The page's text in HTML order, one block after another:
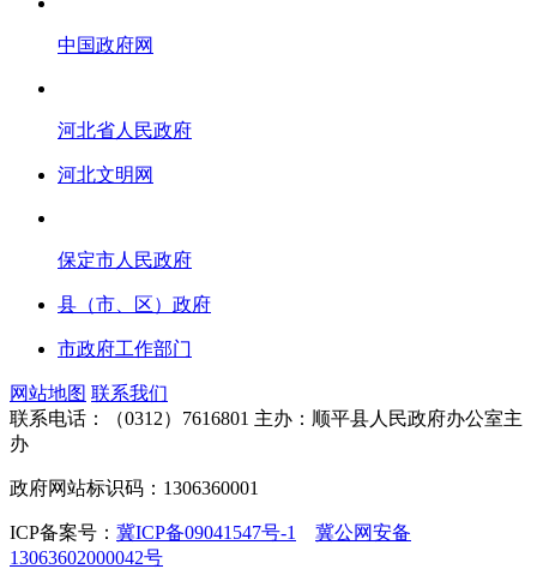
中国政府网
河北省人民政府
河北文明网
保定市人民政府
县（市、区）政府
市政府工作部门
网站地图 联系我们
联系电话：（0312）7616801 主办：顺平县人民政府办公室主
办
政府网站标识码：1306360001
ICP备案号： 冀ICP备09041547号-1
冀公网安备
13063602000042号